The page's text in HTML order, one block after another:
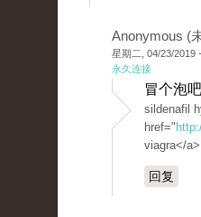
Anonymous (
星期二, 04/23/2019
永久连接
冒个泡
sildenafil
href="
viagra</
回复